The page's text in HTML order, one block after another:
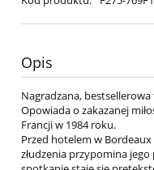
Opis
Nagradzana, bestsellerowa
Opowiada o zakazanej
Francji w 1984 roku.
Przed hotelem w
złudzenia przypomina